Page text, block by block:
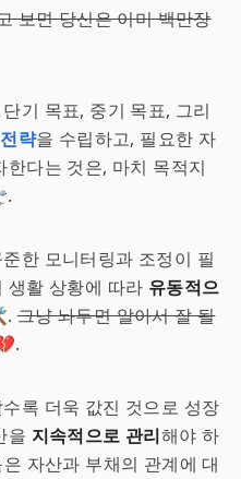
보면 당신은 이미 백만장
기 목표, 중기 목표, 그리
략을 수립하고, 필요한 자
다는 것은, 마치 목적지
한 모니터링과 조정이 필
생활 상황에 따라 유동적으
그냥 놔두면 알아서 잘 될
록 더욱 값진 것으로 성장
을 지속적으로 관리해야 하
자산과 부채의 관계에 대